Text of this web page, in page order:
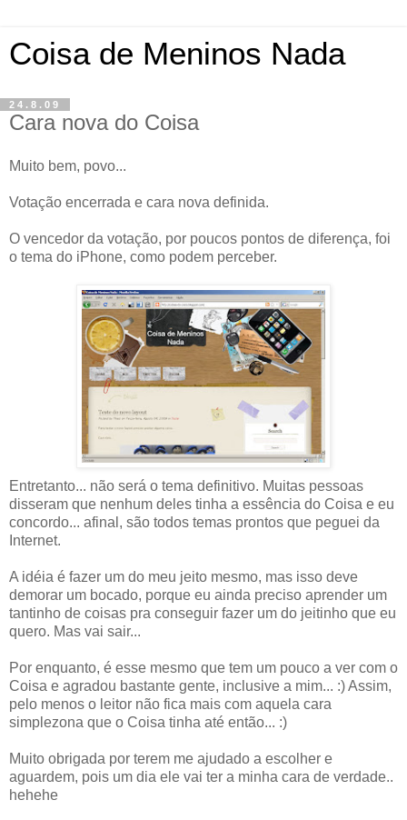
Coisa de Meninos Nada
24.8.09
Cara nova do Coisa
Muito bem, povo...
Votação encerrada e cara nova definida.
O vencedor da votação, por poucos pontos de diferença, foi
o tema do iPhone, como podem perceber.
Entretanto... não será o tema definitivo. Muitas pessoas
disseram que nenhum deles tinha a essência do Coisa e eu
concordo... afinal, são todos temas prontos que peguei da
Internet.
A idéia é fazer um do meu jeito mesmo, mas isso deve
demorar um bocado, porque eu ainda preciso aprender um
tantinho de coisas pra conseguir fazer um do jeitinho que eu
quero. Mas vai sair...
Por enquanto, é esse mesmo que tem um pouco a ver com o
Coisa e agradou bastante gente, inclusive a mim... :) Assim,
pelo menos o leitor não fica mais com aquela cara
simplezona que o Coisa tinha até então... :)
Muito obrigada por terem me ajudado a escolher e
aguardem, pois um dia ele vai ter a minha cara de verdade..
hehehe